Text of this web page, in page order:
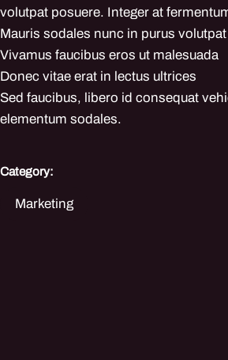
volutpat posuere. Integer at
Mauris sodales nunc in purus volutpat
Vivamus faucibus eros ut malesuada
Donec vitae erat in lectus ultrices
Sed faucibus, libero id consequat
elementum sodales.
Category:
Marketing